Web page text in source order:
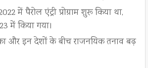
में पैरोल एंट्री प्रोग्राम शुरू किया था,
में किया गया।
और इन देशों के बीच राजनयिक तनाव बढ़